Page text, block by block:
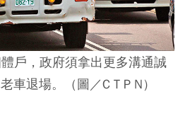
戶，政府須拿出更多溝通誠
車退場。（圖／C T P N）